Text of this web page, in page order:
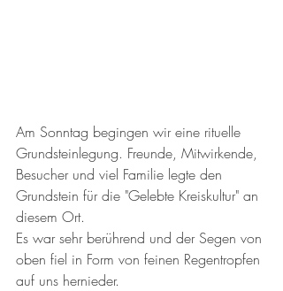
Am Sonntag begingen wir eine rituelle
Grundsteinlegung. Freunde, Mitwirkende,
Besucher und viel Familie legte den
Grundstein für die "Gelebte Kreiskultur" an
diesem Ort.
Es war sehr berührend und der Segen von
oben fiel in Form von feinen Regentropfen
auf uns hernieder.